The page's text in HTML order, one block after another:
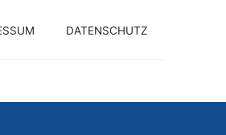
DATENSCHUTZ